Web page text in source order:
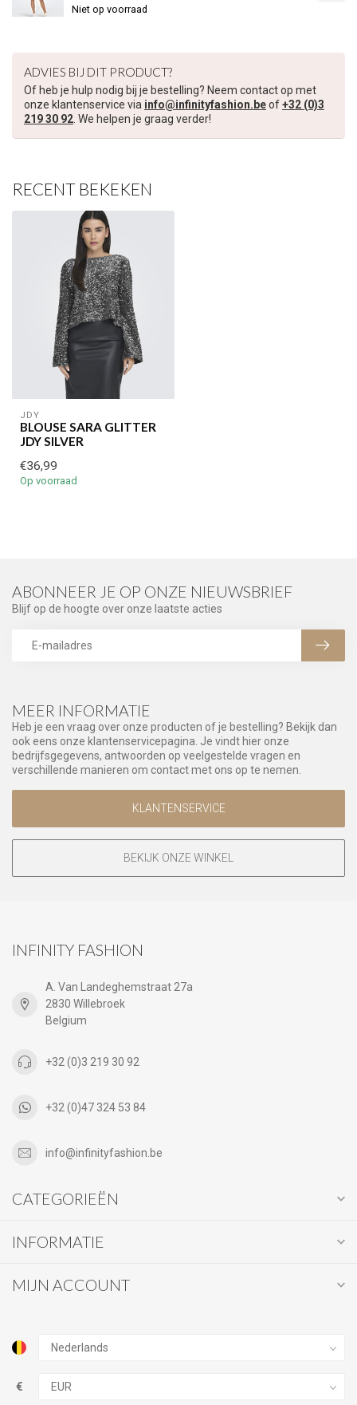
Niet op voorraad
ADVIES BIJ DIT PRODUCT?
Of heb je hulp nodig bij je bestelling? Neem contact op met
onze klantenservice via info@infinityfashion.beof+32 (0)3
219 30 92. We helpen je graag verder!
RECENT BEKEKEN
JDY
BLOUSE SARA GLITTER
JDY SILVER
€36,99
Op voorraad
MEER INFORMATIE
Heb je een vraag over onze producten of je bestelling? Bekijk dan
ook eens onze klantenservicepagina. Je vindt hier onze
bedrijfsgegevens, antwoorden op veelgestelde vragen en
verschillende manieren om contact met ons op te nemen.
KLANTENSERVICE
BEKIJK ONZE WINKEL
ABONNEER JE OP ONZE NIEUWSBRIEF
Blijf op de hoogte over onze laatste acties
INFINITY FASHION
A. Van Landeghemstraat 27a
2830 Willebroek
Belgium
+32 (0)3 219 30 92
+32 (0)47 324 53 84
info@infinityfashion.be
CATEGORIEËN
INFORMATIE
MIJN ACCOUNT
€